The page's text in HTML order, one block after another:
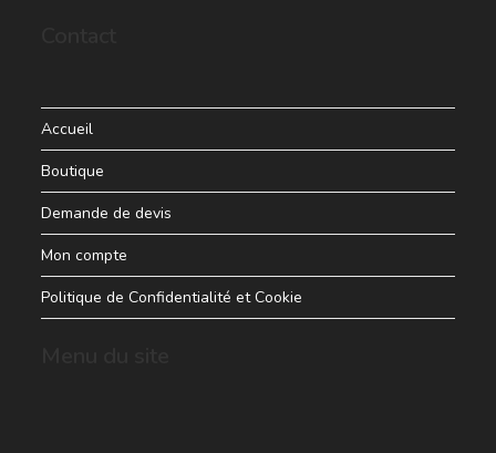
Accueil
Boutique
Demande de devis
Mon compte
Politique de Confidentialité et Cookie